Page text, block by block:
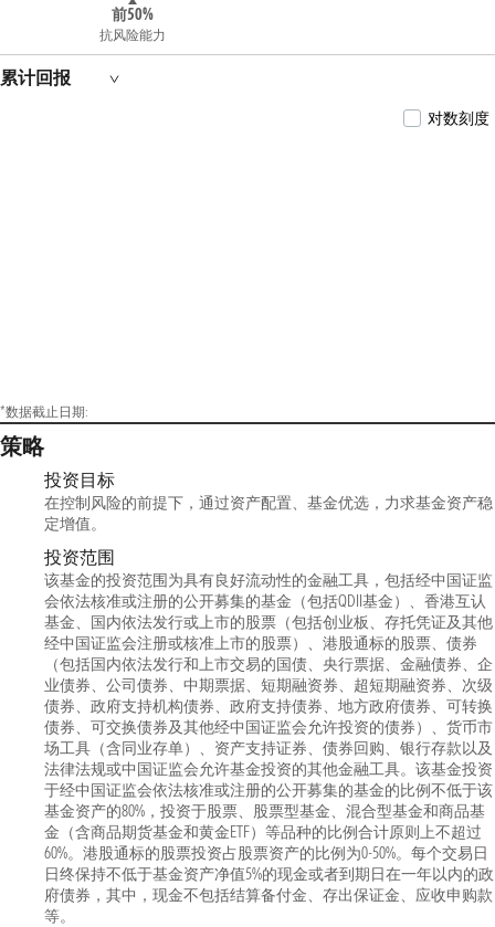
式基金中基金（FOF）基金经理（2019年4月24
日至2022年5月24日期间)、华夏保守养老目标
基金经理（2021年3月12日至2022年5月24日期
间)、华夏聚泓优选一年持有期混合型基金中
前50%
抗风险能力
累计回报
对数刻度
*数据截止日期:
策略
投资目标
在控制风险的前提下，通过资产配置、基金优选，力求基金资产稳
定增值。
投资范围
该基金的投资范围为具有良好流动性的金融工具，包括经中国证监
会依法核准或注册的公开募集的基金（包括QDII基金）、香港互认
基金、国内依法发行或上市的股票（包括创业板、存托凭证及其他
经中国证监会注册或核准上市的股票）、港股通标的股票、债券
（包括国内依法发行和上市交易的国债、央行票据、金融债券、企
业债券、公司债券、中期票据、短期融资券、超短期融资券、次级
债券、政府支持机构债券、政府支持债券、地方政府债券、可转换
债券、可交换债券及其他经中国证监会允许投资的债券）、货币市
场工具（含同业存单）、资产支持证券、债券回购、银行存款以及
法律法规或中国证监会允许基金投资的其他金融工具。该基金投资
于经中国证监会依法核准或注册的公开募集的基金的比例不低于该
基金资产的80%，投资于股票、股票型基金、混合型基金和商品基
金（含商品期货基金和黄金ETF）等品种的比例合计原则上不超过
60%。港股通标的股票投资占股票资产的比例为0-50%。每个交易日
日终保持不低于基金资产净值5%的现金或者到期日在一年以内的政
府债券，其中，现金不包括结算备付金、存出保证金、应收申购款
等。